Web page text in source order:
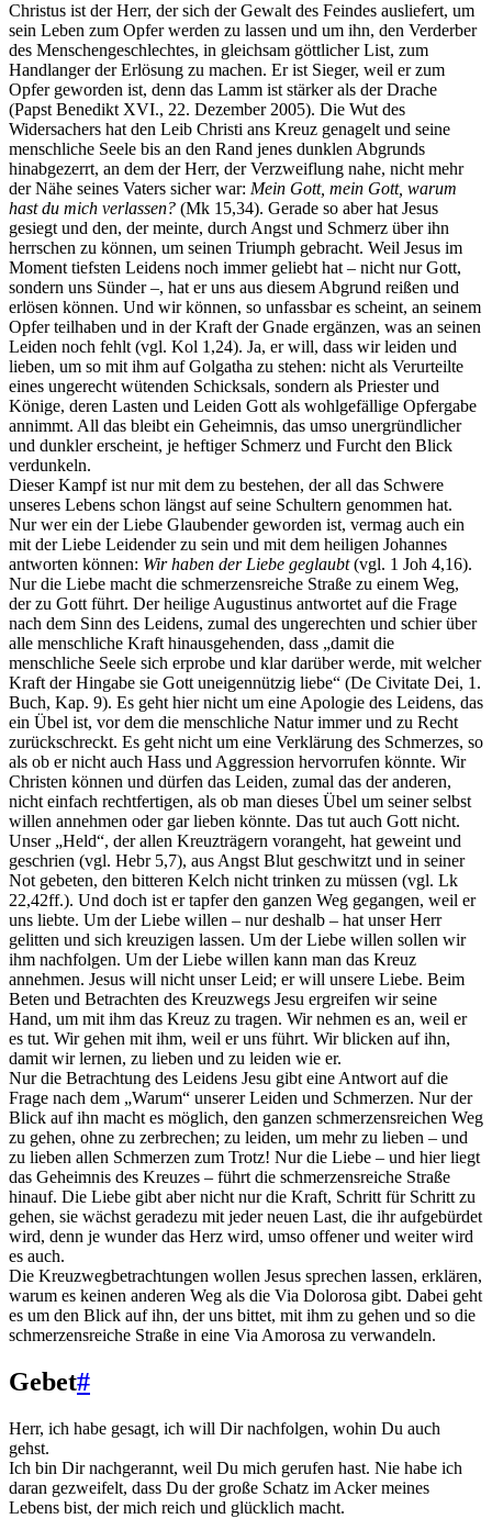
Christus ist der Herr, der sich der Gewalt des Feindes ausliefert, um
sein Leben zum Opfer werden zu lassen und um ihn, den Verderber
des Menschengeschlechtes, in gleichsam göttlicher List, zum
Handlanger der Erlösung zu machen. Er ist Sieger, weil er zum
Opfer geworden ist, denn das Lamm ist stärker als der Drache
(Papst Benedikt XVI., 22. Dezember 2005). Die Wut des
Widersachers hat den Leib Christi ans Kreuz genagelt und seine
menschliche Seele bis an den Rand jenes dunklen Abgrunds
hinabgezerrt, an dem der Herr, der Verzweiflung nahe, nicht mehr
der Nähe seines Vaters sicher war: Mein Gott, mein Gott, warum
hast du mich verlassen? (Mk 15,34). Gerade so aber hat Jesus
gesiegt und den, der meinte, durch Angst und Schmerz über ihn
herrschen zu können, um seinen Triumph gebracht. Weil Jesus im
Moment tiefsten Leidens noch immer geliebt hat – nicht nur Gott,
sondern uns Sünder –, hat er uns aus diesem Abgrund reißen und
erlösen können. Und wir können, so unfassbar es scheint, an seinem
Opfer teilhaben und in der Kraft der Gnade ergänzen, was an seinen
Leiden noch fehlt (vgl. Kol 1,24). Ja, er will, dass wir leiden und
lieben, um so mit ihm auf Golgatha zu stehen: nicht als Verurteilte
eines ungerecht wütenden Schicksals, sondern als Priester und
Könige, deren Lasten und Leiden Gott als wohlgefällige Opfergabe
annimmt. All das bleibt ein Geheimnis, das umso unergründlicher
und dunkler erscheint, je heftiger Schmerz und Furcht den Blick
verdunkeln.
Dieser Kampf ist nur mit dem zu bestehen, der all das Schwere
unseres Lebens schon längst auf seine Schultern genommen hat.
Nur wer ein der Liebe Glaubender geworden ist, vermag auch ein
mit der Liebe Leidender zu sein und mit dem heiligen Johannes
antworten können: Wir haben der Liebe geglaubt(vgl. 1 Joh 4,16).
Nur die Liebe macht die schmerzensreiche Straße zu einem Weg,
der zu Gott führt. Der heilige Augustinus antwortet auf die Frage
nach dem Sinn des Leidens, zumal des ungerechten und schier über
alle menschliche Kraft hinausgehenden, dass „damit die
menschliche Seele sich erprobe und klar darüber werde, mit welcher
Kraft der Hingabe sie Gott uneigennützig liebe“ (De Civitate Dei, 1.
Buch, Kap. 9). Es geht hier nicht um eine Apologie des Leidens, das
ein Übel ist, vor dem die menschliche Natur immer und zu Recht
zurückschreckt. Es geht nicht um eine Verklärung des Schmerzes, so
als ob er nicht auch Hass und Aggression hervorrufen könnte. Wir
Christen können und dürfen das Leiden, zumal das der anderen,
nicht einfach rechtfertigen, als ob man dieses Übel um seiner selbst
willen annehmen oder gar lieben könnte. Das tut auch Gott nicht.
Unser „Held“, der allen Kreuzträgern vorangeht, hat geweint und
geschrien (vgl. Hebr 5,7), aus Angst Blut geschwitzt und in seiner
Not gebeten, den bitteren Kelch nicht trinken zu müssen (vgl. Lk
22,42ff.). Und doch ist er tapfer den ganzen Weg gegangen, weil er
uns liebte. Um der Liebe willen – nur deshalb – hat unser Herr
gelitten und sich kreuzigen lassen. Um der Liebe willen sollen wir
ihm nachfolgen. Um der Liebe willen kann man das Kreuz
annehmen. Jesus will nicht unser Leid; er will unsere Liebe. Beim
Beten und Betrachten des Kreuzwegs Jesu ergreifen wir seine
Hand, um mit ihm das Kreuz zu tragen. Wir nehmen es an, weil er
es tut. Wir gehen mit ihm, weil er uns führt. Wir blicken auf ihn,
damit wir lernen, zu lieben und zu leiden wie er.
Nur die Betrachtung des Leidens Jesu gibt eine Antwort auf die
Frage nach dem „Warum“ unserer Leiden und Schmerzen. Nur der
Blick auf ihn macht es möglich, den ganzen schmerzensreichen Weg
zu gehen, ohne zu zerbrechen; zu leiden, um mehr zu lieben – und
zu lieben allen Schmerzen zum Trotz! Nur die Liebe – und hier liegt
das Geheimnis des Kreuzes – führt die schmerzensreiche Straße
hinauf. Die Liebe gibt aber nicht nur die Kraft, Schritt für Schritt zu
gehen, sie wächst geradezu mit jeder neuen Last, die ihr aufgebürdet
wird, denn je wunder das Herz wird, umso offener und weiter wird
es auch.
Die Kreuzwegbetrachtungen wollen Jesus sprechen lassen, erklären,
warum es keinen anderen Weg als die Via Dolorosa gibt. Dabei geht
es um den Blick auf ihn, der uns bittet, mit ihm zu gehen und so die
schmerzensreiche Straße in eine Via Amorosa zu verwandeln.
Gebet#
Herr, ich habe gesagt, ich will Dir nachfolgen, wohin Du auch
gehst.
Ich bin Dir nachgerannt, weil Du mich gerufen hast. Nie habe ich
daran gezweifelt, dass Du der große Schatz im Acker meines
Lebens bist, der mich reich und glücklich macht.